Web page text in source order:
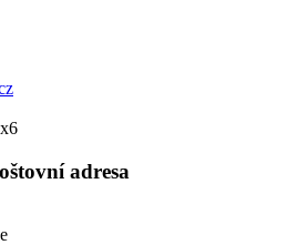
adresa